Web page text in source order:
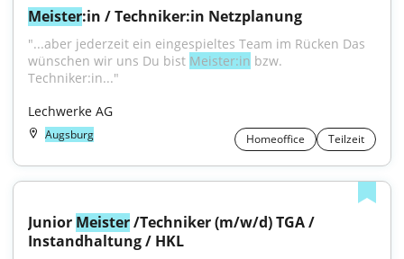
Meister:in / Techniker:in Netzplanung
"...aber jederzeit ein eingespieltes Team im Rücken Das
wünschen wir uns Du bist Meister:in bzw.
Techniker:in..."
Lechwerke AG
Augsburg Homeoffice Teilzeit
Junior Meister /Techniker (m/w/d) TGA /
Instandhaltung / HKL